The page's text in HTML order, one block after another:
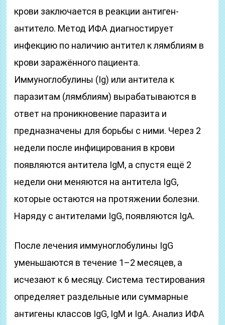
крови заключается в реакции антиген-
антитело. Метод ИФА диагностирует
инфекцию по наличию антител к лямблиям в
крови заражённого пациента.
Иммуноглобулины (Ig) или антитела к
паразитам (лямблиям) вырабатываются в
ответ на проникновение паразита и
предназначены для борьбы с ними. Через 2
недели после инфицирования в крови
появляются антитела IgM, а спустя ещё 2
недели они меняются на антитела IgG,
которые остаются на протяжении болезни.
Наряду с антителами IgG, появляются IgA.
После лечения иммуноглобулины IgG
уменьшаются в течение 1–2 месяцев, а
исчезают к 6 месяцу. Система тестирования
определяет раздельные или суммарные
антигены классов IgG, IgM и IgA. Анализ ИФА